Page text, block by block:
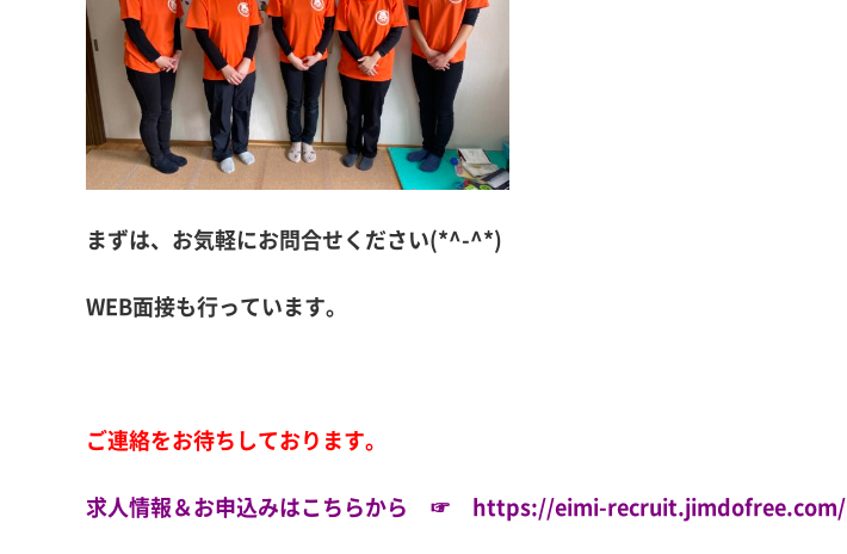
まずは、お気軽にお問合せください(*^-^*)
WEB面接も行っています。
ご連絡をお待ちしております。
求人情報＆お申込みはこちらから ☞ https://eimi-recruit.jimdofree.com/